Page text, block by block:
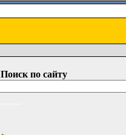
Поиск по сайту